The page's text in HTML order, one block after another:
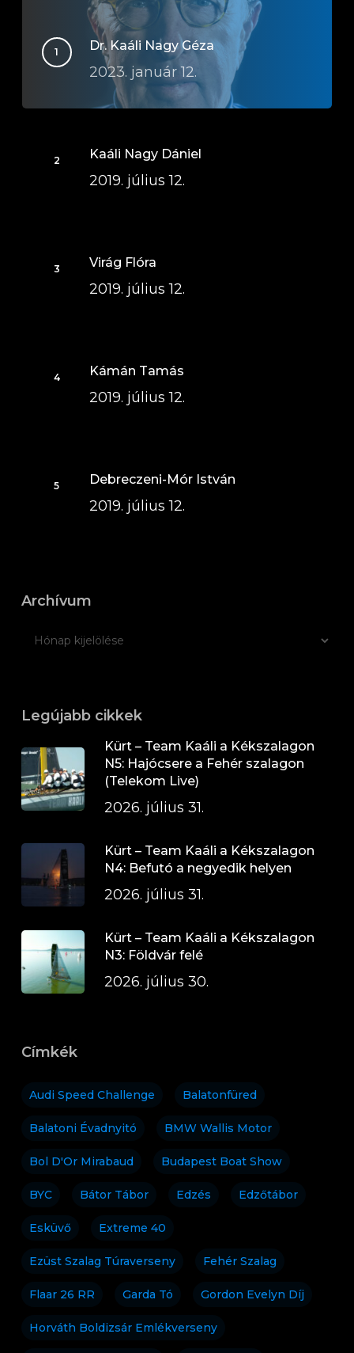
Dr. Kaáli Nagy Géza
2023. január 12.
Kaáli Nagy Dániel
2019. július 12.
Virág Flóra
2019. július 12.
Kámán Tamás
2019. július 12.
Debreczeni-Mór István
2019. július 12.
Archívum
Legújabb cikkek
Kürt – Team Kaáli a Kékszalagon
N5: Hajócsere a Fehér szalagon
(Telekom Live)
2026. július 31.
Kürt – Team Kaáli a Kékszalagon
N4: Befutó a negyedik helyen
2026. július 31.
Kürt – Team Kaáli a Kékszalagon
N3: Földvár felé
2026. július 30.
Címkék
Audi Speed Challenge Balatonfüred
Balatoni Évadnyitó BMW Wallis Motor
Bol D'Or Mirabaud Budapest Boat Show
BYC Bátor Tábor Edzés Edzőtábor
Esküvő Extreme 40
Ezüst Szalag Túraverseny Fehér Szalag
Flaar 26 RR Garda Tó Gordon Evelyn Díj
Horváth Boldizsár Emlékverseny